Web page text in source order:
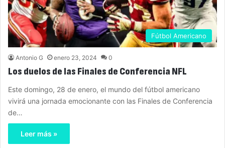
Fútbol Americano
Antonio G enero 23, 2024 0
Los duelos de las Finales de Conferencia NFL
Este domingo, 28 de enero, el mundo del fútbol americano
vivirá una jornada emocionante con las Finales de Conferencia
de…
Leer más »